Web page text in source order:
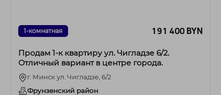
1-комнатная 191 400 BYN
Продам 1-к квартиру ул. Чигладзе 6/2.
Отличный вариант в центре города.
г. Минск ул. Чигладзе, 6/2
Фрунзенский район